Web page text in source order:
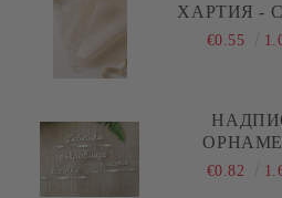
ХАРТИЯ -
БЕЖОВО -
€0.55
€0.82